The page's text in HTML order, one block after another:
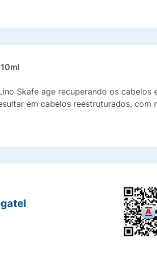
Skafe age recuperando os
em cabelos reestruturados, com